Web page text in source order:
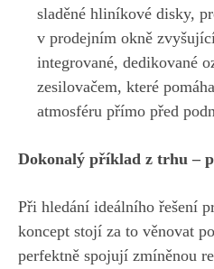
sladěné hliníkové disky,
v prodejním okně
integrované, dedikované
zesilovačem, které
atmosféru přímo před
Dokonalý příklad z trhu –
Při hledání ideálního řešení
koncept stojí za to věnovat
perfektně spojují zmíněnou